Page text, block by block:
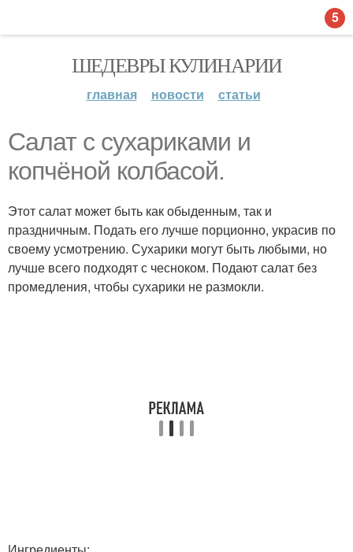
ШЕДЕВРЫ КУЛИНАРИИ
главная новости статьи
Салат с сухариками и
копчёной колбасой.
Этот салат может быть как обыденным, так и
праздничным. Подать его лучше порционно, украсив по
своему усмотрению. Сухарики могут быть любыми, но
лучше всего подходят с чесноком. Подают салат без
промедления, чтобы сухарики не размокли.
5